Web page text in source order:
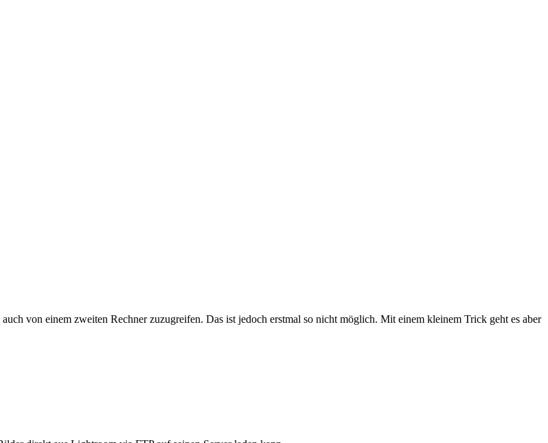
von einem zweiten Rechner zuzugreifen. Das ist jedoch erstmal so nicht möglich. Mit einem kleinem Trick geht es aber